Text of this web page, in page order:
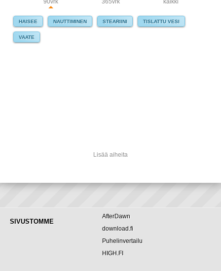
HAISEE NAUTTIMINEN STEARIINI TISLATTU VESI
VAATE
Lisää aiheita
SIVUSTOMME
AfterDawn
download.fi
Puhelinvertailu
HIGH.FI